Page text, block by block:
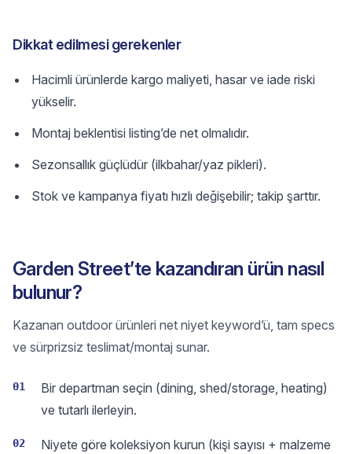
Dikkat edilmesi gerekenler
Hacimli ürünlerde kargo maliyeti, hasar ve iade riski
yükselir.
Montaj beklentisi listing’de net olmalıdır.
Sezonsallık güçlüdür (ilkbahar/yaz pikleri).
Stok ve kampanya fiyatı hızlı değişebilir; takip şarttır.
Garden Street’te kazandıran ürün nasıl
bulunur?
Kazanan outdoor ürünleri net niyet keyword’ü, tam specs
ve sürprizsiz teslimat/montaj sunar.
01
Bir departman seçin (dining, shed/storage, heating)
ve tutarlı ilerleyin.
02
Niyete göre koleksiyon kurun (kişi sayısı + malzeme